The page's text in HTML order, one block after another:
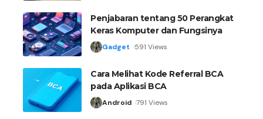
Penjabaran tentang 50 Perangkat
Keras Komputer dan Fungsinya
Gadget 591 Views
Cara Melihat Kode Referral BCA
pada Aplikasi BCA
Android 791 Views